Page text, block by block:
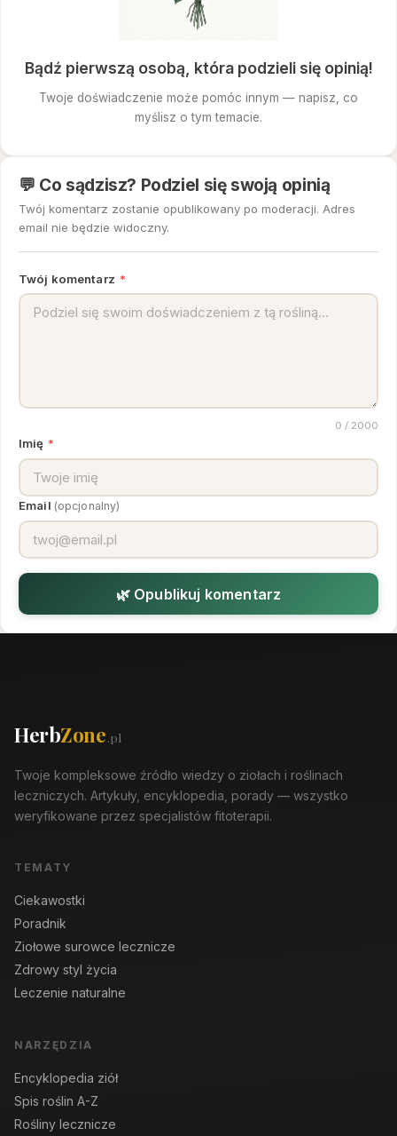
Bądź pierwszą osobą, która podzieli się opinią!
Twoje doświadczenie może pomóc innym — napisz, co
myślisz o tym temacie.
💬 Co sądzisz? Podziel się swoją opinią
Twój komentarz zostanie opublikowany po moderacji. Adres
email nie będzie widoczny.
Twój komentarz *
0 / 2000
Imię *
Email (opcjonalny)
🌿 Opublikuj komentarz
HerbZone.pl
Twoje kompleksowe źródło wiedzy o ziołach i roślinach
leczniczych. Artykuły, encyklopedia, porady — wszystko
weryfikowane przez specjalistów fitoterapii.
TEMATY
Ciekawostki
Poradnik
Ziołowe surowce lecznicze
Zdrowy styl życia
Leczenie naturalne
NARZĘDZIA
Encyklopedia ziół
Spis roślin A-Z
Rośliny lecznicze